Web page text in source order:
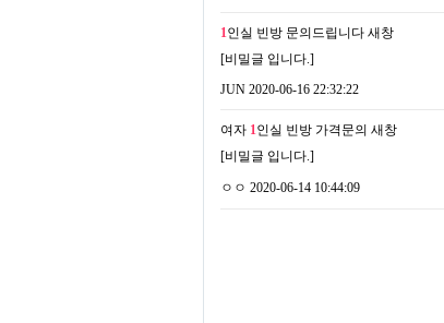
1인실 빈방 문의드립니다 새창
[비밀글 입니다.]
JUN 2020-06-16 22:32:22
여자 1인실 빈방 가격문의 새창
[비밀글 입니다.]
ㅇㅇ 2020-06-14 10:44:09